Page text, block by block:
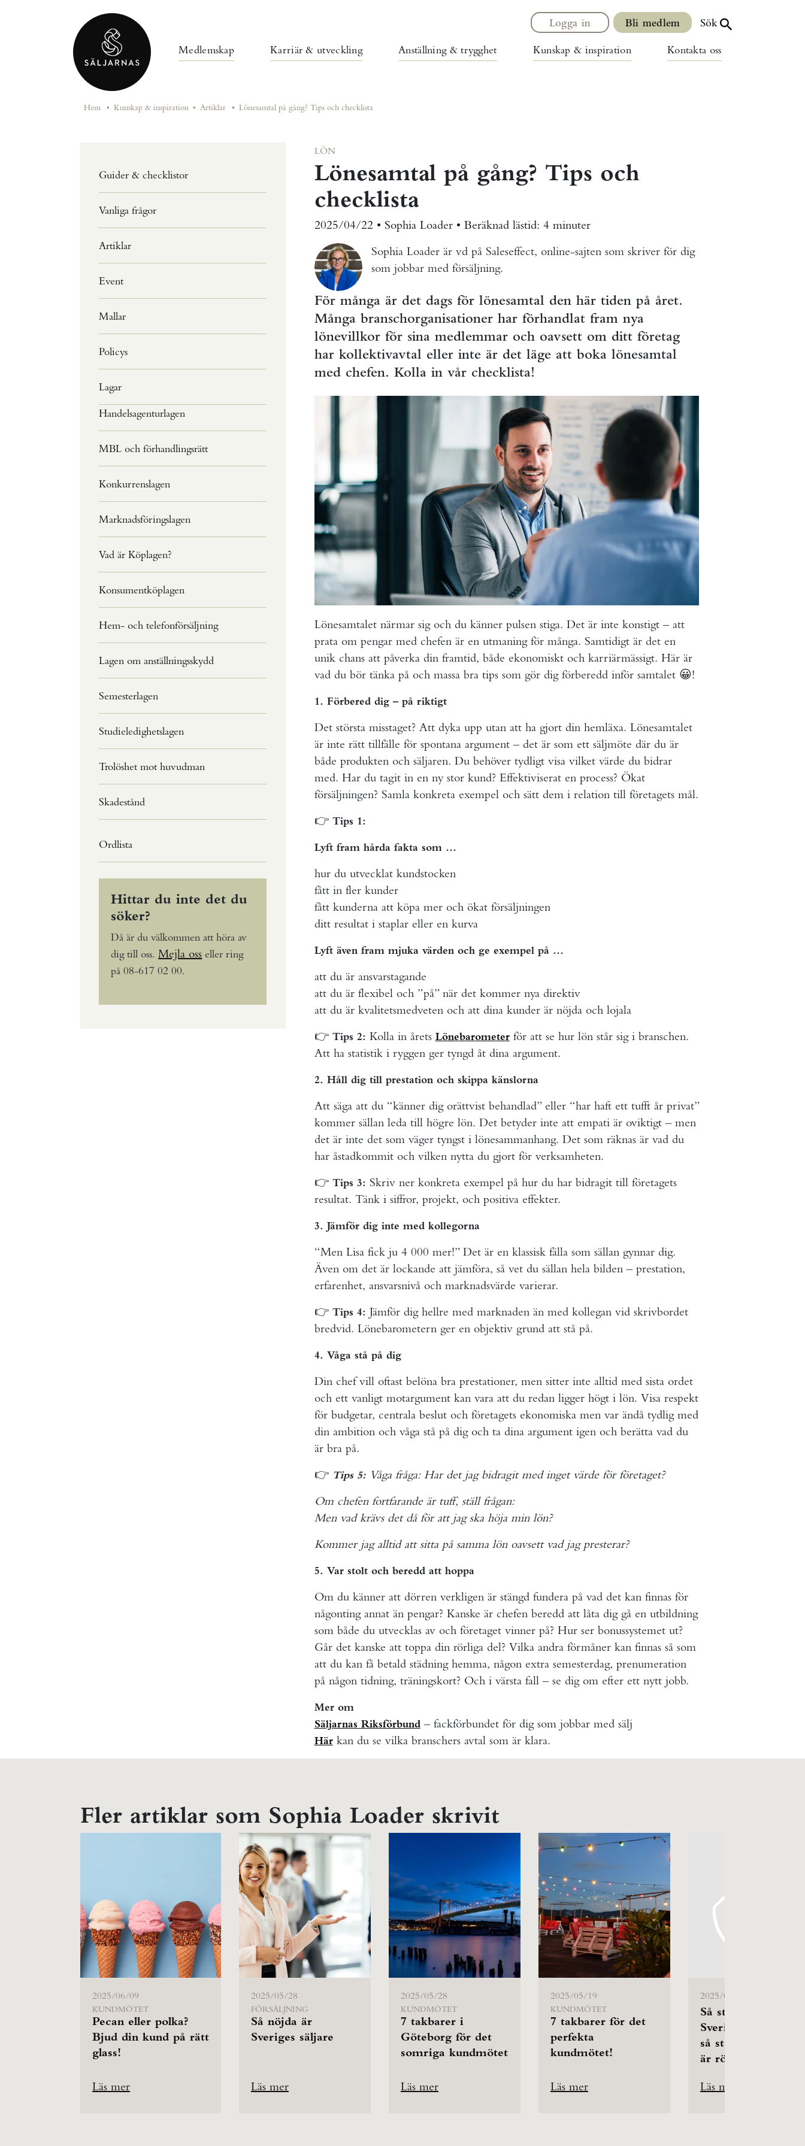
Medlemskap Karriär & utveckling Anställning & trygghet Kunskap & inspiration Kontakta oss
Logga in Bli medlem Sök
Hem • Kunskap & inspiration • Artiklar • Lönesamtal på gång? Tips och checklista
Guider & checklistor
Vanliga frågor
Artiklar
Event
Mallar
Policys
Lagar
Handelsagenturlagen
MBL och förhandlingsrätt
Konkurrenslagen
Marknadsföringslagen
Vad är Köplagen?
Konsumentköplagen
Hem- och telefonförsäljning
Lagen om anställningsskydd
Semesterlagen
Studieledighetslagen
Trolöshet mot huvudman
Skadestånd
Ordlista
Hittar du inte det du
söker?
Då är du välkommen att höra av
dig till oss. Mejla oss eller ring
på 08-617 02 00.
LÖN
Lönesamtal på gång? Tips och
checklista
2025/04/22 • Sophia Loader • Beräknad lästid: 4 minuter
Sophia Loader är vd på Saleseffect, online-sajten som skriver för dig
som jobbar med försäljning.
För många är det dags för lönesamtal den här tiden på året.
Många branschorganisationer har förhandlat fram nya
lönevillkor för sina medlemmar och oavsett om ditt företag
har kollektivavtal eller inte är det läge att boka lönesamtal
med chefen. Kolla in vår checklista!
Lönesamtalet närmar sig och du känner pulsen stiga. Det är inte konstigt – att
prata om pengar med chefen är en utmaning för många. Samtidigt är det en
unik chans att påverka din framtid, både ekonomiskt och karriärmässigt. Här är
vad du bör tänka på och massa bra tips som gör dig förberedd inför samtalet 😀!
1. Förbered dig – på riktigt
Det största misstaget? Att dyka upp utan att ha gjort din hemläxa. Lönesamtalet
är inte rätt tillfälle för spontana argument – det är som ett säljmöte där du är
både produkten och säljaren. Du behöver tydligt visa vilket värde du bidrar
med. Har du tagit in en ny stor kund? Effektiviserat en process? Ökat
försäljningen? Samla konkreta exempel och sätt dem i relation till företagets mål.
👉Tips 1:
Lyft fram hårda fakta som …
hur du utvecklat kundstocken
fått in fler kunder
fått kunderna att köpa mer och ökat försäljningen
ditt resultat i staplar eller en kurva
Lyft även fram mjuka värden och ge exempel på …
att du är ansvarstagande
att du är flexibel och ”på” när det kommer nya direktiv
att du är kvalitetsmedveten och att dina kunder är nöjda och lojala
👉Tips 2: Kolla in årets Lönebarometerför att se hur lön står sig i branschen.
Att ha statistik i ryggen ger tyngd åt dina argument.
2. Håll dig till prestation och skippa känslorna
Att säga att du “känner dig orättvist behandlad” eller “har haft ett tufft år privat”
kommer sällan leda till högre lön. Det betyder inte att empati är oviktigt – men
det är inte det som väger tyngst i lönesammanhang. Det som räknas är vad du
har åstadkommit och vilken nytta du gjort för verksamheten.
👉Tips 3: Skriv ner konkreta exempel på hur du har bidragit till företagets
resultat. Tänk i siffror, projekt, och positiva effekter.
3. Jämför dig inte med kollegorna
“Men Lisa fick ju 4 000 mer!” Det är en klassisk fälla som sällan gynnar dig.
Även om det är lockande att jämföra, så vet du sällan hela bilden – prestation,
erfarenhet, ansvarsnivå och marknadsvärde varierar.
👉Tips 4: Jämför dig hellre med marknaden än med kollegan vid skrivbordet
bredvid. Lönebarometern ger en objektiv grund att stå på.
4. Våga stå på dig
Din chef vill oftast belöna bra prestationer, men sitter inte alltid med sista ordet
och ett vanligt motargument kan vara att du redan ligger högt i lön. Visa respekt
för budgetar, centrala beslut och företagets ekonomiska men var ändå tydlig med
din ambition och våga stå på dig och ta dina argument igen och berätta vad du
är bra på.
👉Tips 5: Våga fråga: Har det jag bidragit med inget värde för företaget?
Om chefen fortfarande är tuff, ställ frågan:
Men vad krävs det då för att jag ska höja min lön?
Kommer jag alltid att sitta på samma lön oavsett vad jag presterar?
5. Var stolt och beredd att hoppa
Om du känner att dörren verkligen är stängd fundera på vad det kan finnas för
någonting annat än pengar? Kanske är chefen beredd att låta dig gå en utbildning
som både du utvecklas av och företaget vinner på? Hur ser bonussystemet ut?
Går det kanske att toppa din rörliga del? Vilka andra förmåner kan finnas så som
att du kan få betald städning hemma, någon extra semesterdag, prenumeration
på någon tidning, träningskort? Och i värsta fall – se dig om efter ett nytt jobb.
Mer om
Säljarnas Riksförbund– fackförbundet för dig som jobbar med sälj
Härkan du se vilka branschers avtal som är klara.
Fler artiklar som Sophia Loader skrivit
2025/06/09
KUNDMÖTET
Pecan eller polka?
Bjud din kund på rätt
glass!
Läs mer
2025/05/28
FÖRSÄLJNING
Så nöjda är
Sveriges säljare
Läs mer
2025/05/28
KUNDMÖTET
7 takbarer i
Göteborg för det
somriga kundmötet
Läs mer
2025/05/19
KUNDMÖTET
7 takbarer för det
perfekta
kundmötet!
Läs mer
2025/05/19
Så stora budgetar
Sveriges säljare
så stor del av lönen
är rörlig
Läs mer